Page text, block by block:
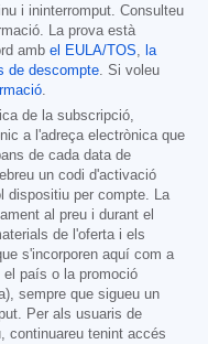
i ininterromput. Consulteu
La prova està
amb el EULA/TOS, la
de descompte. Si voleu
.
de la subscripció,
a l'adreça electrònica que
de cada data de
un codi d'activació
dispositiu per compte. La
al preu i durant el
de l'oferta i els
s'incorporen aquí com a
el país o la promoció
sempre que sigueu un
Per als usuaris de
continuareu tenint accés